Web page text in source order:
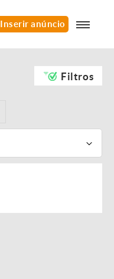
Inserir anúncio
Filtros